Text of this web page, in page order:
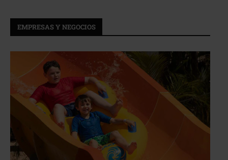
EMPRESAS Y NEGOCIOS